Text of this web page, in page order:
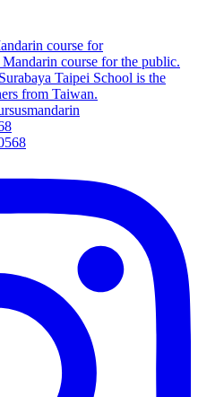
course for